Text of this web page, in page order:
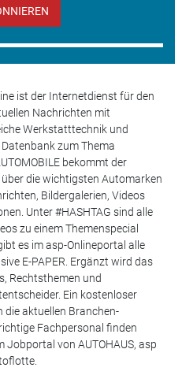
ist der Internetdienst für den
Nachrichten mit
Werkstatttechnik und
zum Thema
bekommt der
die wichtigsten Automarken
Bildergalerien, Videos
Unter #HASHTAG sind alle
zu einem Themenspecial
es im asp-Onlineportal alle
E-PAPER. Ergänzt wird das
Rechtsthemen und
Ein kostenloser
die aktuellen Branchen-
Fachpersonal finden
Jobportal von AUTOHAUS, asp